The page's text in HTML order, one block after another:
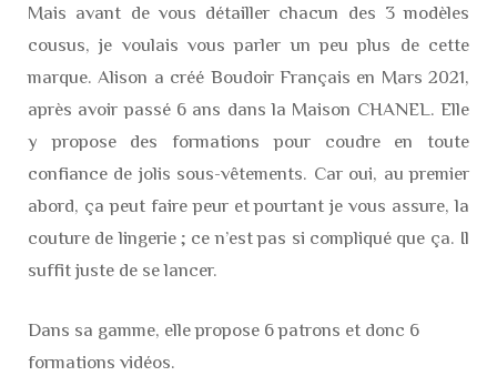
Mais avant de vous détailler chacun des 3 modèles
cousus, je voulais vous parler un peu plus de cette
marque. Alison a créé Boudoir Français en Mars 2021,
après avoir passé 6 ans dans la Maison CHANEL. Elle
y propose des formations pour coudre en toute
confiance de jolis sous-vêtements. Car oui, au premier
abord, ça peut faire peur et pourtant je vous assure, la
couture de lingerie ; ce n’est pas si compliqué que ça. Il
suffit juste de se lancer.
Dans sa gamme, elle propose 6 patrons et donc 6
formations vidéos.